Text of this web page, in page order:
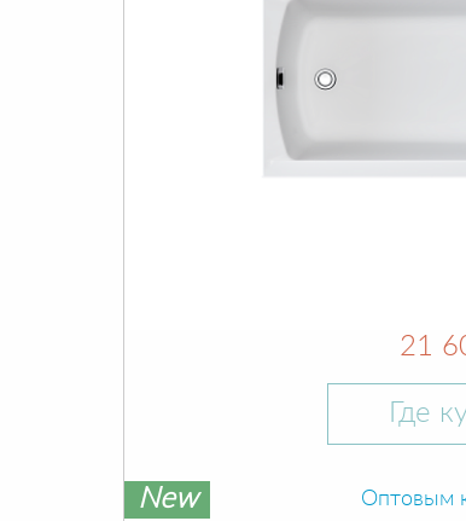
21
Где
New Оптовым